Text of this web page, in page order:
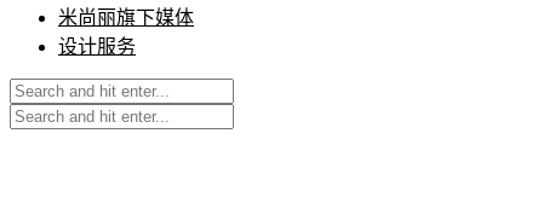
米尚丽旗下媒体
设计服务